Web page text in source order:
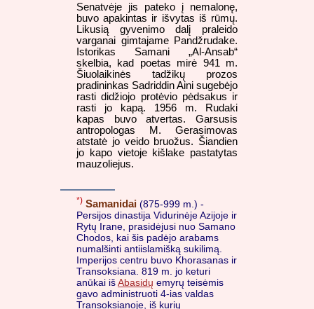
Senatvėje jis pateko į nemalonę,
buvo apakintas ir išvytas iš rūmų.
Likusią gyvenimo dalį praleido
varganai gimtajame Pandžrudake.
Istorikas Samani „Al-Ansab“
skelbia, kad poetas mirė 941 m.
Šiuolaikinės tadžikų prozos
pradininkas Sadriddin Aini sugebėjo
rasti didžiojo protėvio pėdsakus ir
rasti jo kapą. 1956 m. Rudaki
kapas buvo atvertas. Garsusis
antropologas M. Gerasimovas
atstatė jo veido bruožus. Šiandien
jo kapo vietoje kišlake pastatytas
mauzoliejus.
*) Samanidai (875-999 m.) -
Persijos dinastija Vidurinėje Azijoje ir
Rytų Irane, prasidėjusi nuo Samano
Chodos, kai šis padėjo arabams
numalšinti antiislamišką sukilimą.
Imperijos centru buvo Khorasanas ir
Transoksiana. 819 m. jo keturi
anūkai išAbasidų emyrų teisėmis
gavo administruoti 4-ias valdas
Transoksianoje, iš kurių